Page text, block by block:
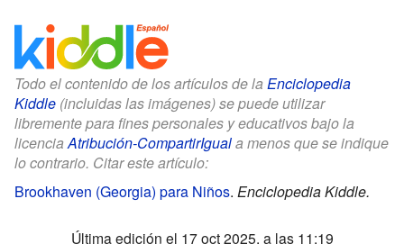
Todo el contenido de los artículos de la Enciclopedia
Kiddle (incluidas las imágenes) se puede utilizar
libremente para fines personales y educativos bajo la
licenciaAtribución-CompartirIguala menos que se indique
lo contrario. Citar este artículo:
Brookhaven (Georgia) para Niños. Enciclopedia Kiddle.
Última edición el 17 oct 2025, a las 11:19